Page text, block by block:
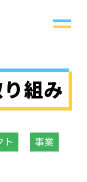
組み
ト
事業